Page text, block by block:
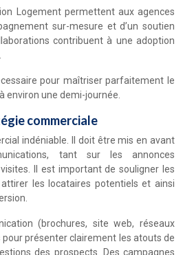
Logement permettent aux agences
sur-mesure et d’un soutien
contribuent à une adoption
pour maîtriser parfaitement le
environ une demi-journée.
commerciale
indéniable. Il doit être mis en avant
tant sur les annonces
Il est important de souligner les
les locataires potentiels et ainsi
(brochures, site web, réseaux
présenter clairement les atouts de
des prospects. Des campagnes